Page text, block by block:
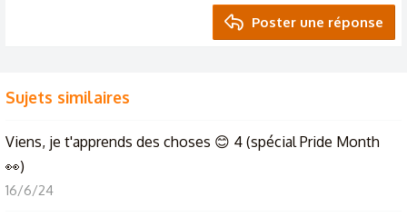
Poster une réponse
Sujets similaires
Viens, je t'apprends des choses 😊 4 (spécial Pride Month
👀)
16/6/24